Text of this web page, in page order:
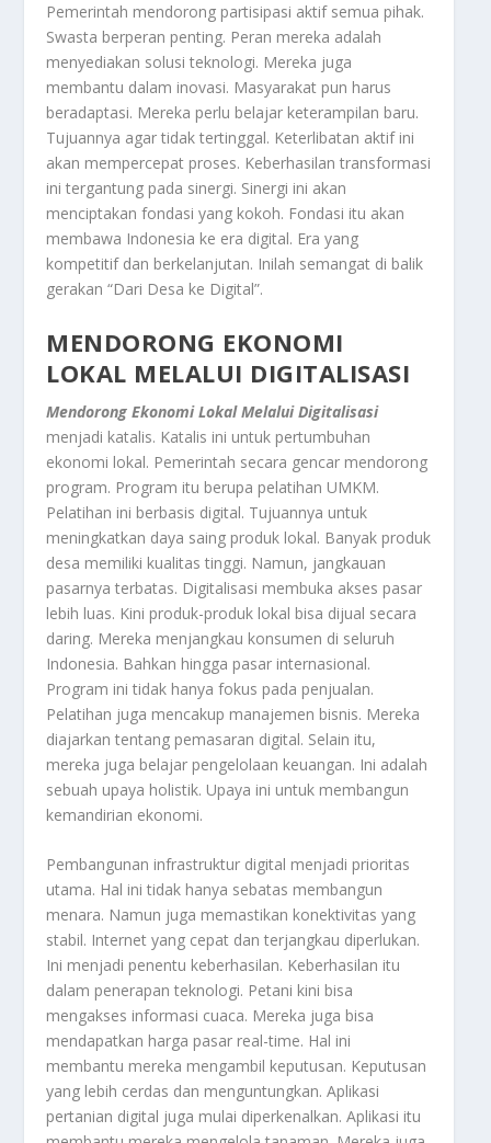
Pemerintah mendorong partisipasi aktif semua pihak.
Swasta berperan penting. Peran mereka adalah
menyediakan solusi teknologi. Mereka juga
membantu dalam inovasi. Masyarakat pun harus
beradaptasi. Mereka perlu belajar keterampilan baru.
Tujuannya agar tidak tertinggal. Keterlibatan aktif ini
akan mempercepat proses. Keberhasilan transformasi
ini tergantung pada sinergi. Sinergi ini akan
menciptakan fondasi yang kokoh. Fondasi itu akan
membawa Indonesia ke era digital. Era yang
kompetitif dan berkelanjutan. Inilah semangat di balik
gerakan “Dari Desa ke Digital”.
MENDORONG EKONOMI
LOKAL MELALUI DIGITALISASI
Mendorong Ekonomi Lokal Melalui Digitalisasi
menjadi katalis. Katalis ini untuk pertumbuhan
ekonomi lokal. Pemerintah secara gencar mendorong
program. Program itu berupa pelatihan UMKM.
Pelatihan ini berbasis digital. Tujuannya untuk
meningkatkan daya saing produk lokal. Banyak produk
desa memiliki kualitas tinggi. Namun, jangkauan
pasarnya terbatas. Digitalisasi membuka akses pasar
lebih luas. Kini produk-produk lokal bisa dijual secara
daring. Mereka menjangkau konsumen di seluruh
Indonesia. Bahkan hingga pasar internasional.
Program ini tidak hanya fokus pada penjualan.
Pelatihan juga mencakup manajemen bisnis. Mereka
diajarkan tentang pemasaran digital. Selain itu,
mereka juga belajar pengelolaan keuangan. Ini adalah
sebuah upaya holistik. Upaya ini untuk membangun
kemandirian ekonomi.
Pembangunan infrastruktur digital menjadi prioritas
utama. Hal ini tidak hanya sebatas membangun
menara. Namun juga memastikan konektivitas yang
stabil. Internet yang cepat dan terjangkau diperlukan.
Ini menjadi penentu keberhasilan. Keberhasilan itu
dalam penerapan teknologi. Petani kini bisa
mengakses informasi cuaca. Mereka juga bisa
mendapatkan harga pasar real-time. Hal ini
membantu mereka mengambil keputusan. Keputusan
yang lebih cerdas dan menguntungkan. Aplikasi
pertanian digital juga mulai diperkenalkan. Aplikasi itu